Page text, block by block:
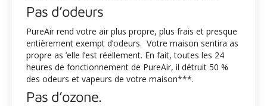
Pas d’odeurs
PureAir rend votre air plus propre, plus frais et presque
entièrement exempt d’odeurs. Votre maison sentira as
propre as ’elle l’est réellement. En fait, toutes les 24
heures de fonctionnement de PureAir, il détruit 50 %
des odeurs et vapeurs de votre maison***.
Pas d’ozone.